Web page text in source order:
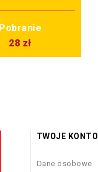
Pobranie
28 zł
TWOJE KONTO
Dane osobowe